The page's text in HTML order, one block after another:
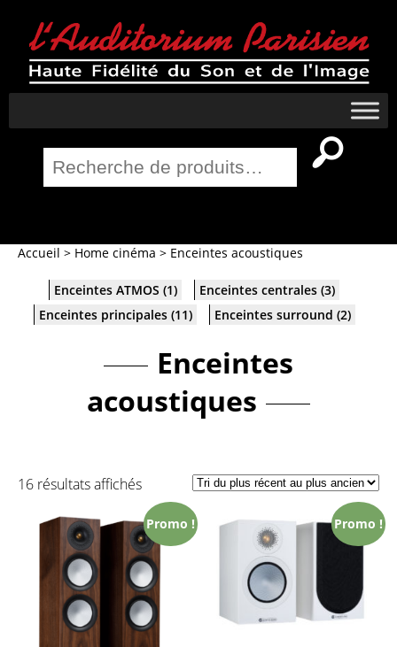
pour :
Accueil > Home cinéma > Enceintes acoustiques
Enceintes ATMOS (1) Enceintes centrales (3)
Enceintes principales (11) Enceintes surround (2)
Enceintes
acoustiques
16 résultats affichés
Promo ! Promo !